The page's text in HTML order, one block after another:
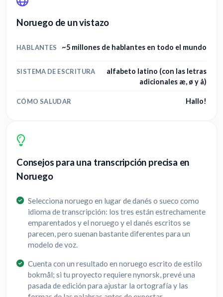
Noruego de un vistazo
HABLANTES ~5 millones de hablantes en todo el mundo
SISTEMA DE ESCRITURA
alfabeto latino (con las letras
adicionales æ, ø y å)
CÓMO SALUDAR Hallo!
Consejos para una transcripción precisa en
Noruego
Selecciona noruego en lugar de danés o sueco como
idioma de transcripción: los tres están estrechamente
emparentados y el noruego y el danés escritos se
parecen, pero suenan bastante diferentes para un
modelo de voz.
Cuenta con un resultado en noruego escrito de estilo
bokmål; si tu proyecto requiere nynorsk, prevé una
pasada de edición para ajustar la ortografía y las